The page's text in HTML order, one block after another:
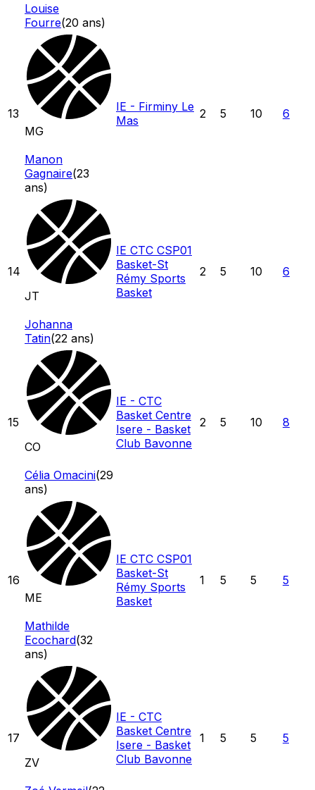
Louise
Fourre(20 ans)
13
MG
Manon
Gagnaire(23
ans)
IE - Firminy Le
Mas
2 5 10 6
14
JT
Johanna
Tatin(22 ans)
IE CTC CSP01
Basket-St
Rémy Sports
Basket
2 5 10 6
15
CO
Célia Omacini(29
ans)
IE - CTC
Basket Centre
Isere - Basket
Club Bavonne
2 5 10 8
16
ME
Mathilde
Ecochard(32
ans)
IE CTC CSP01
Basket-St
Rémy Sports
Basket
1 5 5 5
17
ZV
IE - CTC
Basket Centre
Isere - Basket
Club Bavonne
1 5 5 5